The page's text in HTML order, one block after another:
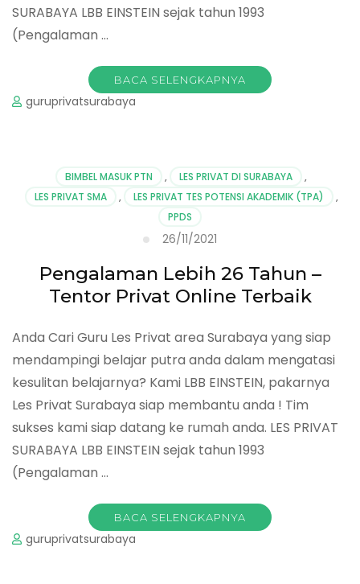
SURABAYA LBB EINSTEIN sejak tahun 1993
(Pengalaman …
BACA SELENGKAPNYA
guruprivatsurabaya
BIMBEL MASUK PTN , LES PRIVAT DI SURABAYA
,
LES PRIVAT SMA
, LES PRIVAT TES POTENSI AKADEMIK (TPA)
,
PPDS
26/11/2021
Pengalaman Lebih 26 Tahun –
Tentor Privat Online Terbaik
Anda Cari Guru Les Privat area Surabaya yang siap
mendampingi belajar putra anda dalam mengatasi
kesulitan belajarnya? Kami LBB EINSTEIN, pakarnya
Les Privat Surabaya siap membantu anda ! Tim
sukses kami siap datang ke rumah anda. LES PRIVAT
SURABAYA LBB EINSTEIN sejak tahun 1993
(Pengalaman …
BACA SELENGKAPNYA
guruprivatsurabaya